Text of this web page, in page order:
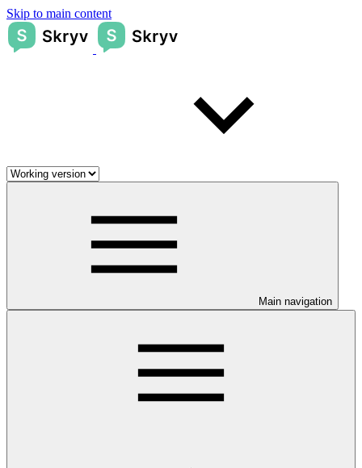
Skip to main content
Main navigation